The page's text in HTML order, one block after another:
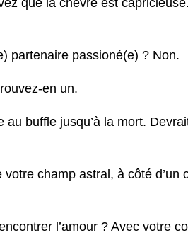
que la chèvre est
partenaire passioné(e) ? Non.
en un.
au buffle jusqu’à la mort.
votre champ astral, à côté
l’amour ? Avec votre